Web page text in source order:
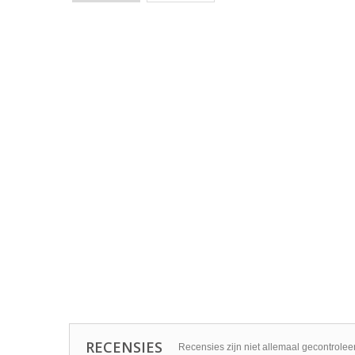
RECENSIES Recensies zijn niet allemaal